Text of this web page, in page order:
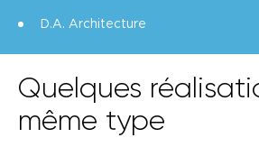
D.A. Architecture
Quelques
même type